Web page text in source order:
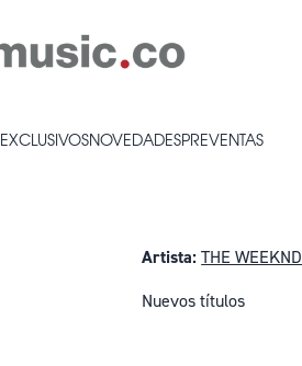
EXCLUSIVOSNOVEDADESPREVENTAS
Artista:THE WEEKND
Nuevos títulos